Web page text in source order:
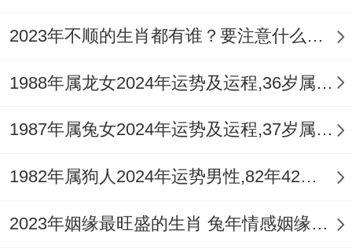
目，就如瑜伽或游泳，即每天抽出时间，踏
学计划进行。
由于肠胃为你稍弱。伴随饮食不规律易出问
题，借食疗调理身体，尤其注意夏季清热，
这并非小题大做，而是防患于未然，不过度
2023年不顺的生肖都有谁？要注意什么呢？
1988年属龙女2024年运势及运程,36岁属龙人2024全年每月运势女性如何
1987年属兔女2024年运势及运程,37岁属兔人2024全年每月运势女性如何
1982年属狗人2024年运势男性,82年42岁属狗男2024年每月运程怎么样
2023年姻缘最旺盛的生肖 兔年情感姻缘运比较旺的属相